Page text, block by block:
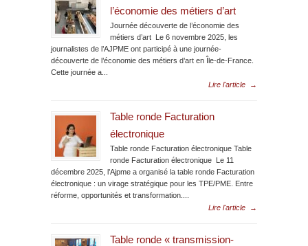
l’économie des métiers d’art
Journée découverte de l’économie des
métiers d’art Le 6 novembre 2025, les
journalistes de l’AJPME ont participé à une journée-
découverte de l’économie des métiers d’art en Île-de-France.
Cette journée a...
Lire l'article
→
Table ronde Facturation
électronique
Table ronde Facturation électronique Table
ronde Facturation électronique Le 11
décembre 2025, l’Ajpme a organisé la table ronde Facturation
électronique : un virage stratégique pour les TPE/PME. Entre
réforme, opportunités et transformation....
Lire l'article
→
Table ronde « transmission-